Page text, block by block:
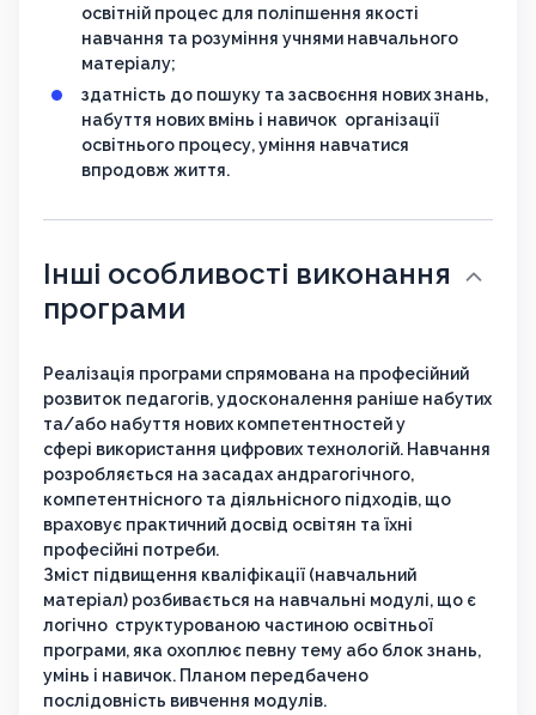
освітній процес для поліпшення якості
навчання та розуміння учнями навчального
матеріалу;
здатність до пошуку та засвоєння нових знань,
набуття нових вмінь і навичок організації
освітнього процесу, уміння навчатися
впродовж життя.
Інші особливості виконання
програми
Реалізація програми спрямована на професійний
розвиток педагогів, удосконалення раніше набутих
та/або набуття нових компетентностей у
сфері використання цифрових технологій. Навчання
розробляється на засадах андрагогічного,
компетентнісного та діяльнісного підходів, що
враховує практичний досвід освітян та їхні
професійні потреби.
Зміст підвищення кваліфікації (навчальний
матеріал) розбивається на навчальні модулі, що є
логічно структурованою частиною освітньої
програми, яка охоплює певну тему або блок знань,
умінь і навичок. Планом передбачено
послідовність вивчення модулів.